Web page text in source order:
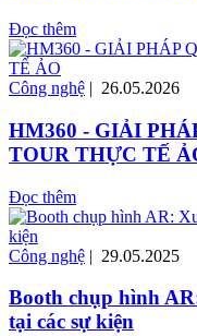
Đọc thêm
Công nghệ | 26.05.2026
HM360 - GIẢI
TOUR THỰC TẾ
Đọc thêm
Công nghệ | 29.05.2025
Booth chụp hình
tại các sự kiện